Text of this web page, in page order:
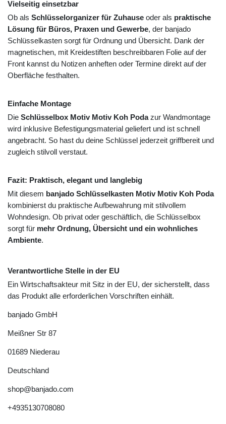
Vielseitig einsetzbar
Ob als Schlüsselorganizer für Zuhause oder als praktische
Lösung für Büros, Praxen und Gewerbe, der banjado
Schlüsselkasten sorgt für Ordnung und Übersicht. Dank der
magnetischen, mit Kreidestiften beschreibbaren Folie auf der
Front kannst du Notizen anheften oder Termine direkt auf der
Oberfläche festhalten.
Einfache Montage
Die Schlüsselbox Motiv Motiv Koh Podazur Wandmontage
wird inklusive Befestigungsmaterial geliefert und ist schnell
angebracht. So hast du deine Schlüssel jederzeit griffbereit und
zugleich stilvoll verstaut.
Fazit: Praktisch, elegant und langlebig
Mit diesem banjado Schlüsselkasten Motiv Motiv Koh Poda
kombinierst du praktische Aufbewahrung mit stilvollem
Wohndesign. Ob privat oder geschäftlich, die Schlüsselbox
sorgt für mehr Ordnung, Übersicht und ein wohnliches
Ambiente.
Verantwortliche Stelle in der EU
Ein Wirtschaftsakteur mit Sitz in der EU, der sicherstellt, dass
das Produkt alle erforderlichen Vorschriften einhält.
banjado GmbH
Meißner Str 87
01689 Niederau
Deutschland
shop@banjado.com
+4935130708080